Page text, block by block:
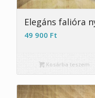
Elegáns falióra
49 900 Ft
Kosárba teszem